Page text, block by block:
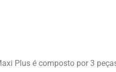
Plus é composto por 3